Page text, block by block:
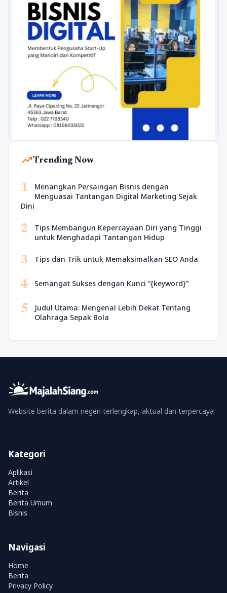
trending_upTrending Now
1
Menangkan Persaingan Bisnis dengan
Menguasai Tantangan Digital Marketing Sejak
Dini
2
Tips Membangun Kepercayaan Diri yang Tinggi
untuk Menghadapi Tantangan Hidup
3 Tips dan Trik untuk Memaksimalkan SEO Anda
4 Semangat Sukses dengan Kunci “{keyword}”
5
Judul Utama: Mengenal Lebih Dekat Tentang
Olahraga Sepak Bola
Website berita dalam negeri terlengkap, aktual dan terpercaya
Kategori
Aplikasi
Artikel
Berita
Berita Umum
Bisnis
Navigasi
Home
Berita
Privacy Policy